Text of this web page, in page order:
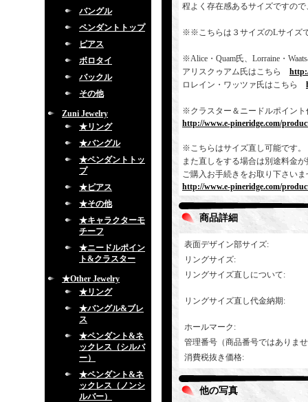
バングル
ペンダントトップ
ピアス
ボロタイ
バックル
その他
Zuni Jewelry
★リング
★バングル
★ペンダントトッ
プ
★ピアス
★その他
★キャラクターモ
チーフ
★ニードルポイン
ト&クラスター
★Other Jewelry
★リング
★バングル&ブレ
ス
★ペンダント&ネ
ックレス（シルバ
ー）
★ペンダント&ネ
ックレス（ノンシ
ルバー）
程よく存在感あるサイズですの
※※こちらは３サイズのLサイズ
※Alice・Quam氏、Lorraine・
アリスクゥアム氏はこちら
ロレイン・ワッツァ氏はこちら
※クラスター＆ニードルポイン
http://www.e-pineridge.com/
※こちらはサイズ直し可能です
また直しをする場合は別途料金
ご購入お手続きをお取り下さいま
http://www.e-pineridge.com/
商品詳細
表面デザイン部サイズ:
リングサイズ:
リングサイズ直しについて:
リングサイズ直し代金納期:
ホールマーク :
管理番号（商品番号ではありま
消費税抜き価格:
他の写真